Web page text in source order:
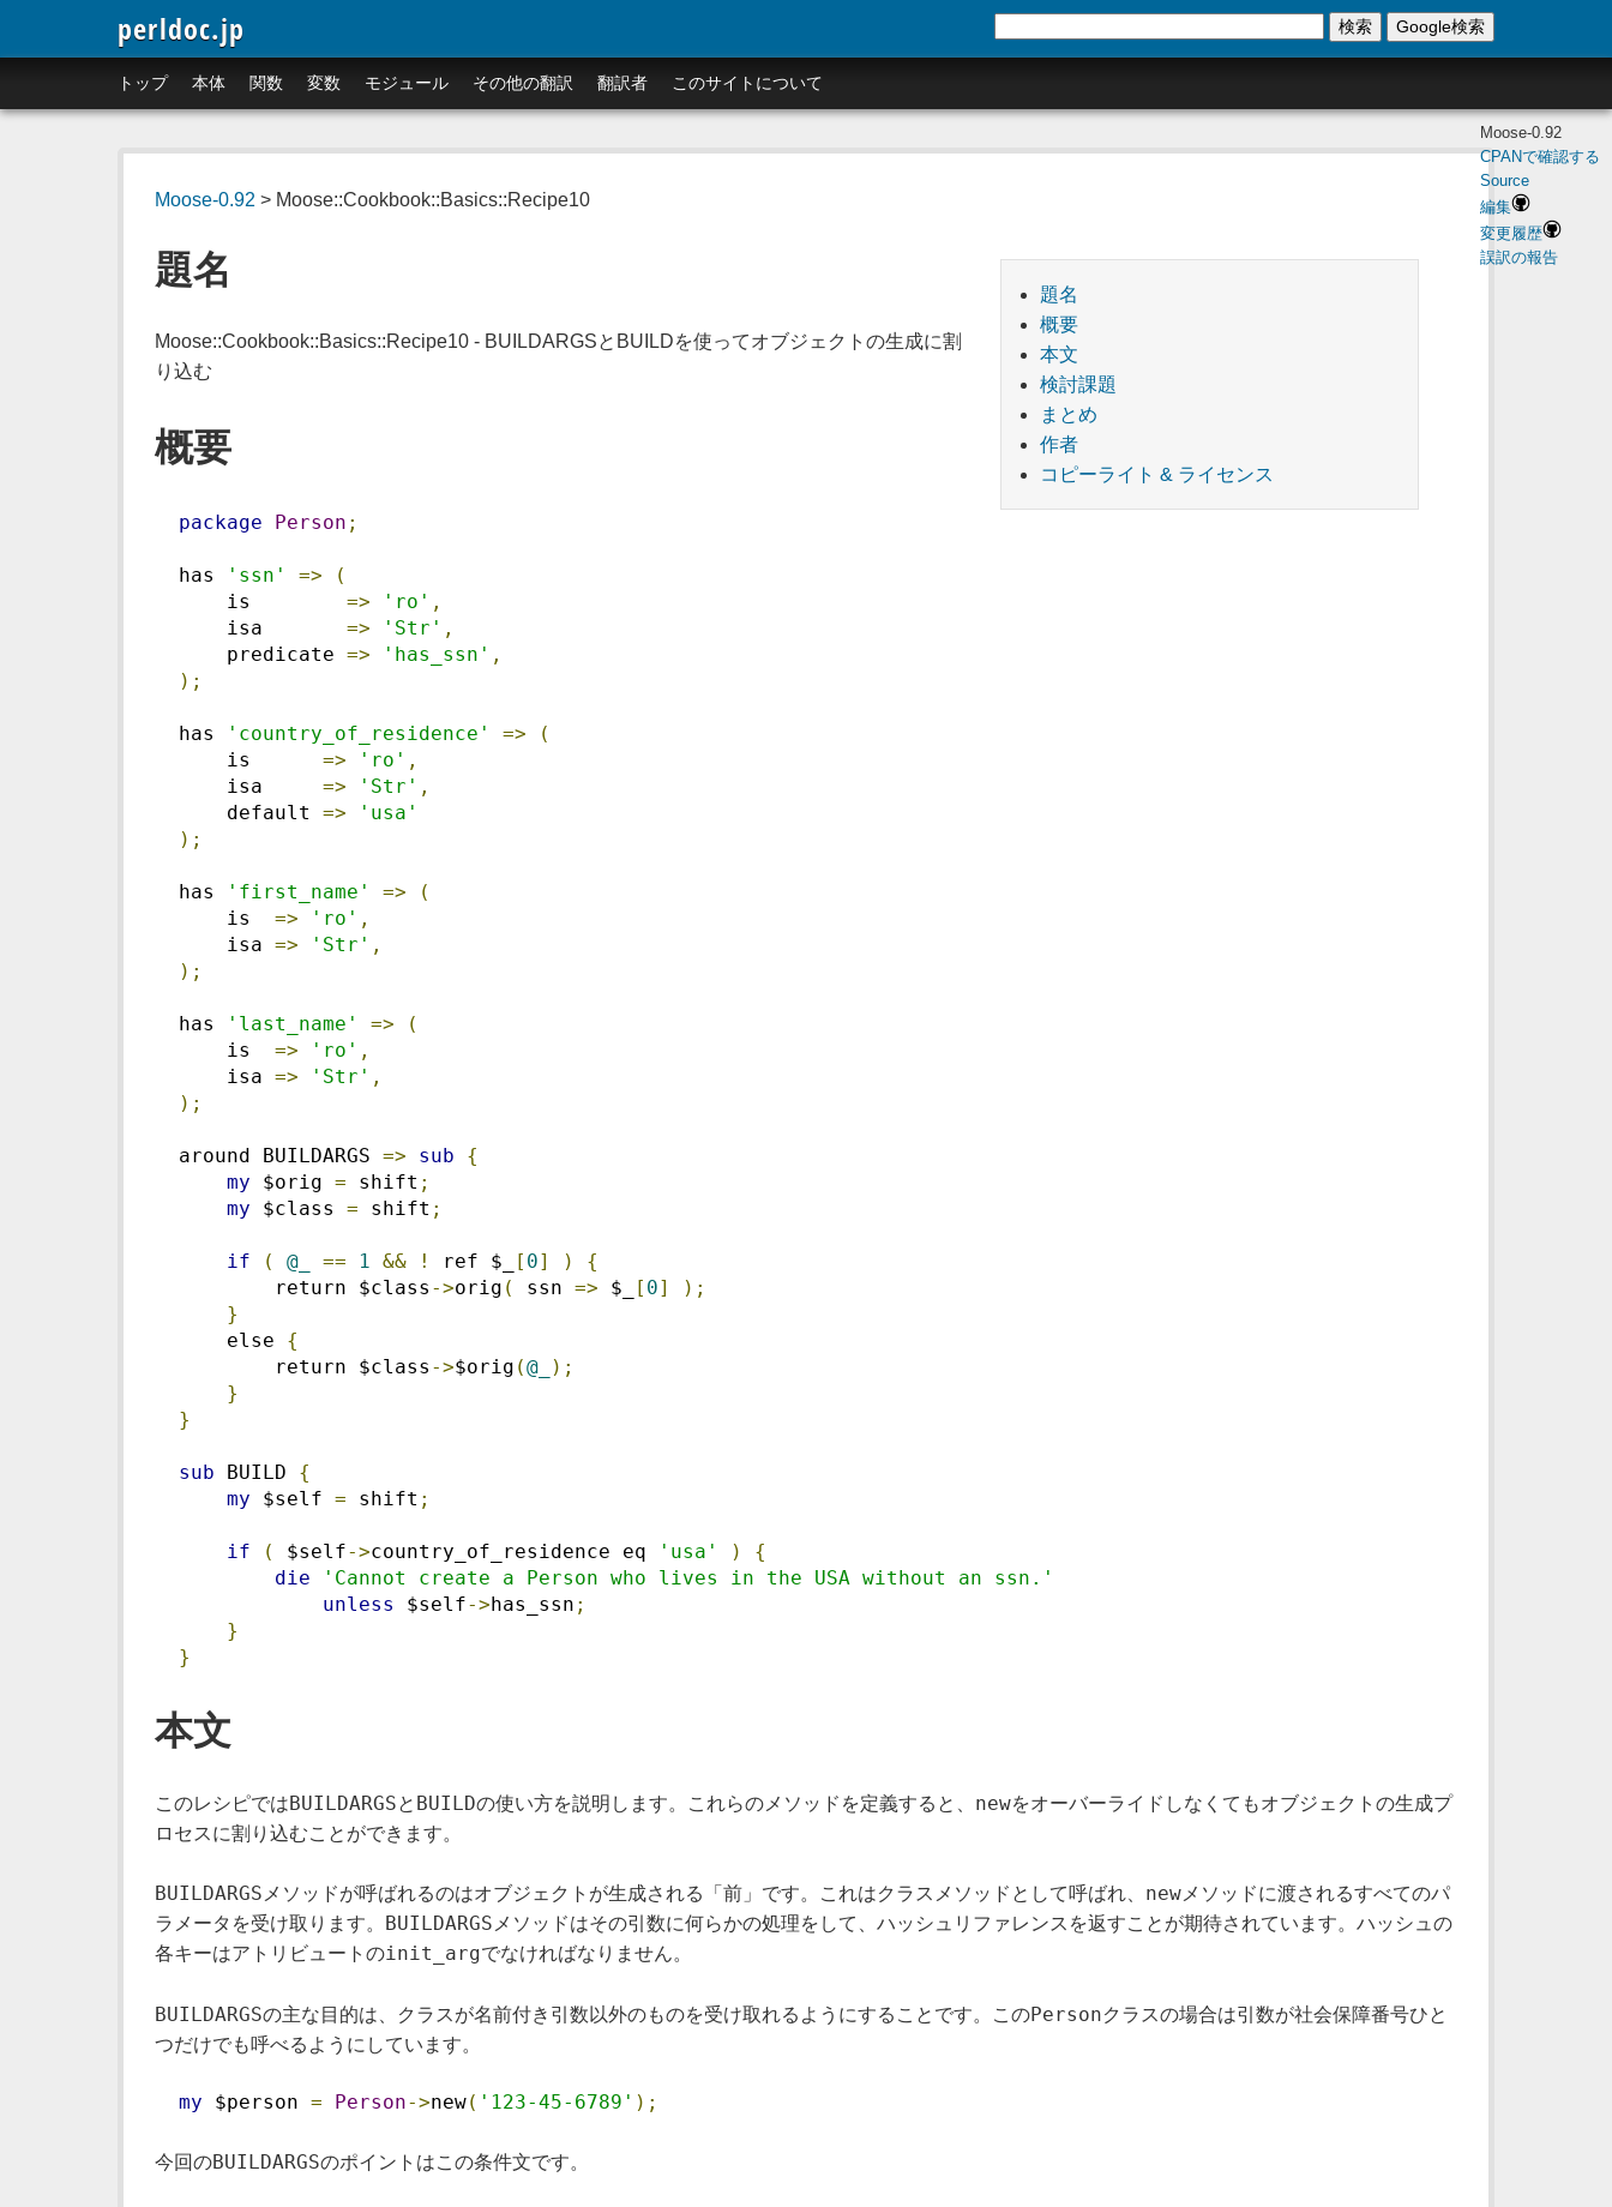
perldoc.jp
トップ 本体 関数 変数 モジュール その他の翻訳 翻訳者 このサイトについて
検索 Google検索
Moose-0.92 > Moose::Cookbook::Basics::Recipe10
Moose-0.92
CPANで確認する
Source
編集
変更履歴
誤訳の報告
題名
概要
本文
検討課題
まとめ
作者
コピーライト & ライセンス
題名
Moose::Cookbook::Basics::Recipe10 - BUILDARGSとBUILDを使ってオブジェクトの生成に割
り込む
概要
package Person ;
has 'ssn' =>
(
is => 'ro' ,
isa => 'Str' ,
predicate => 'has_ssn' ,
);
has 'country_of_residence' =>
(
is => 'ro' ,
isa => 'Str' ,
default =>
'usa'
);
has 'first_name' =>
(
is => 'ro' ,
isa => 'Str' ,
);
has 'last_name' =>
(
is => 'ro' ,
isa => 'Str' ,
);
around BUILDARGS => sub
{
my $orig = shift ;
my $class = shift ;
if ( @_ == 1 && ! ref $_ [ 0] )
{
return $class ->orig ( ssn => $_ [ 0]
);
}
else {
return $class ->$orig (@_
);
}
}
sub BUILD {
my $self = shift ;
if ( $self->country_of_residence eq 'usa' )
{
die
'Cannot create a Person who lives in the USA without an ssn.'
unless $self->has_ssn ;
}
}
本文
このレシピではBUILDARGSと BUILDの使い方を説明します。これらのメソッドを定義すると、 newをオーバーライドしなくてもオブジェクトの生成プ
ロセスに割り込むことができます。
BUILDARGS メソッドが呼ばれるのはオブジェクトが生成される「前」です。これはクラスメソッドとして呼ばれ、 newメソッドに渡されるすべてのパ
ラメータを受け取ります。
BUILDARGS メソッドはその引数に何らかの処理をして、ハッシュリファレンスを返すことが期待されています。ハッシュの
各キーはアトリビュートのinit_argでなければなりません。
BUILDARGSの主な目的は、クラスが名前付き引数以外のものを受け取れるようにすることです。このPersonクラスの場合は引数が社会保障番号ひと
つだけでも呼べるようにしています。
my $person = Person->new( '123-45-6789' );
今回のBUILDARGSのポイントはこの条件文です。